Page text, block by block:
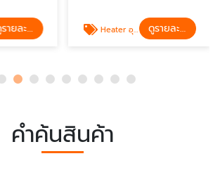
ดูรายละเอียด Heater อุตสาหกรรม ดูรายละเอียด
คำค้นสินค้า